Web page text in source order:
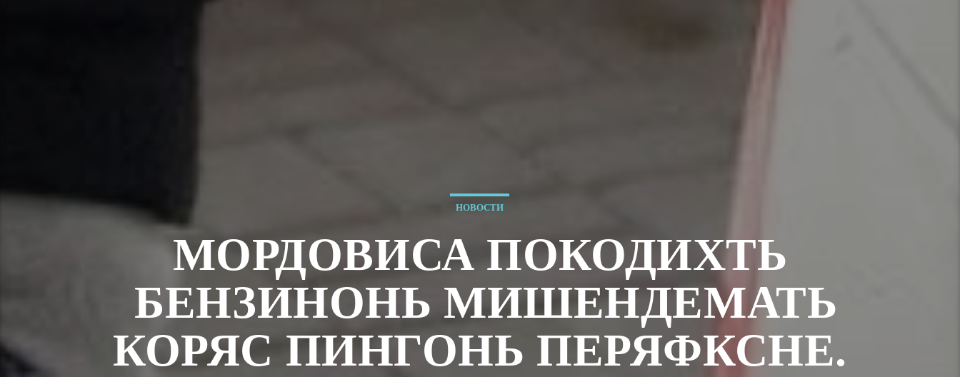
НОВОСТИ
МОРДОВИСА ПОКОДИХТЬ
БЕНЗИНОНЬ МИШЕНДЕМАТЬ
КОРЯС ПИНГОНЬ ПЕРЯФКСНЕ.